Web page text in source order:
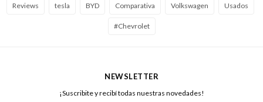
Reviews tesla BYD Comparativa Volkswagen Usados
#Chevrolet
NEWSLETTER
¡Suscribite y recibí todas nuestras novedades!